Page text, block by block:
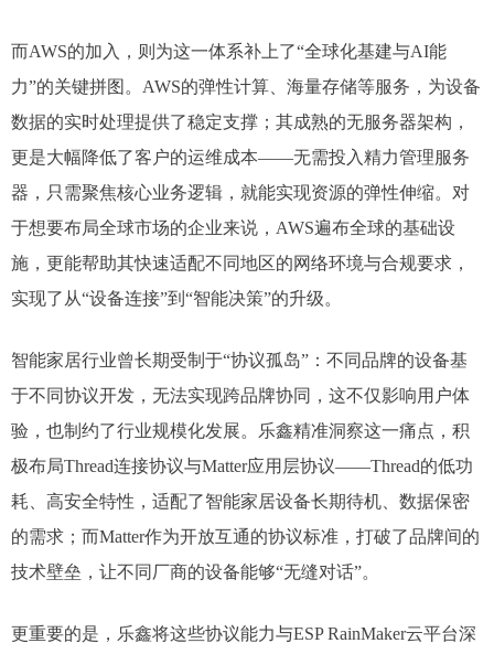
而AWS的加入，则为这一体系补上了“全球化基建与AI能
力”的关键拼图。AWS的弹性计算、海量存储等服务，为设备
数据的实时处理提供了稳定支撑；其成熟的无服务器架构，
更是大幅降低了客户的运维成本——无需投入精力管理服务
器，只需聚焦核心业务逻辑，就能实现资源的弹性伸缩。对
于想要布局全球市场的企业来说，AWS遍布全球的基础设
施，更能帮助其快速适配不同地区的网络环境与合规要求，
实现了从“设备连接”到“智能决策”的升级。
智能家居行业曾长期受制于“协议孤岛”：不同品牌的设备基
于不同协议开发，无法实现跨品牌协同，这不仅影响用户体
验，也制约了行业规模化发展。乐鑫精准洞察这一痛点，积
极布局Thread连接协议与Matter应用层协议——Thread的低功
耗、高安全特性，适配了智能家居设备长期待机、数据保密
的需求；而Matter作为开放互通的协议标准，打破了品牌间的
技术壁垒，让不同厂商的设备能够“无缝对话”。
更重要的是，乐鑫将这些协议能力与ESP RainMaker云平台深